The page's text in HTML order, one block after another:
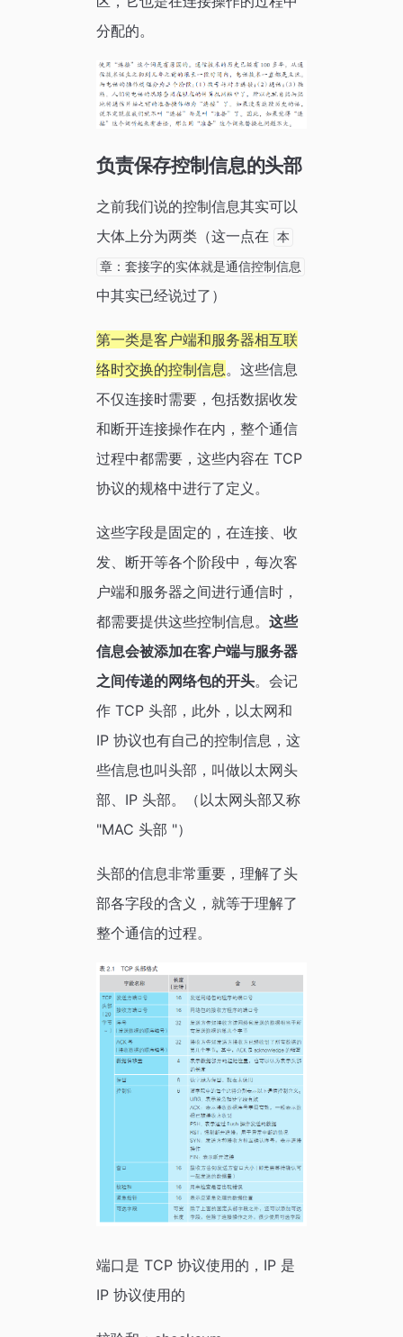
分配的。
负责保存控制信息的头部
之前我们说的控制信息其实可以
大体上分为两类（这一点在
本
章：套接字的实体就是通信控制信息
中其实已经说过了）
第一类是客户端和服务器相互联
络时交换的控制信息。这些信息
不仅连接时需要，包括数据收发
和断开连接操作在内，整个通信
过程中都需要，这些内容在 TCP
协议的规格中进行了定义。
这些字段是固定的，在连接、收
发、断开等各个阶段中，每次客
户端和服务器之间进行通信时，
都需要提供这些控制信息。 这些
信息会被添加在客户端与服务器
之间传递的网络包的开头。会记
作 TCP 头部，此外，以太网和
IP 协议也有自己的控制信息，这
些信息也叫头部，叫做以太网头
部、IP 头部。（以太网头部又称
"MAC 头部 "）
头部的信息非常重要，理解了头
部各字段的含义，就等于理解了
整个通信的过程。
端口是 TCP 协议使用的，IP 是
IP 协议使用的